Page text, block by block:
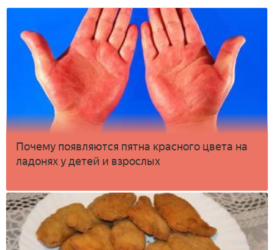
Почему появляются пятна красного цвета на
ладонях у детей и взрослых